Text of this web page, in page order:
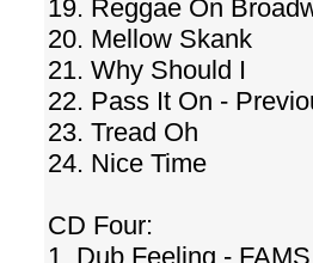
19. Reggae On
20. Mellow Skank
21. Why Should I
22. Pass It On -
23. Tread Oh
24. Nice Time
CD Four:
1. Dub Feeling -